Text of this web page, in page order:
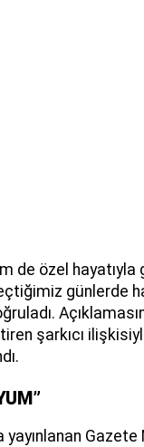
de özel
günlerde
şarkıcı
yayınlanan Gazete